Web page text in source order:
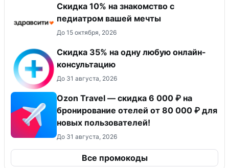
Скидка 10% на знакомство с
педиатром вашей мечты
До 15 октября, 2026
Скидка 35% на одну любую онлайн-
консультацию
До 31 августа, 2026
Ozon Travel — скидка 6 000 ₽ на
бронирование отелей от 80 000 ₽ для
новых пользователей!
До 31 августа, 2026
Все промокоды